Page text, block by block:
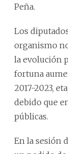
Peña.
Los
organismo
la evolución
fortuna
2017-2023,
debido que
públicas.
En la sesión